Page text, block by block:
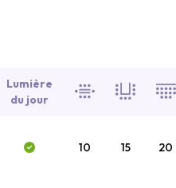
Lumière
du jour
10 15 20